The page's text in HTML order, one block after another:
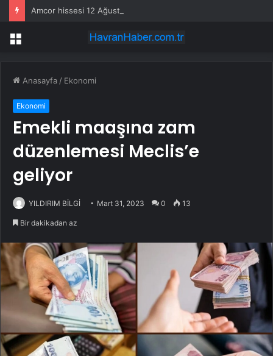
Menü
Anasayfa / Ekonomi
Ekonomi
Emekli maaşına zam
düzenlemesi Meclis’e
geliyor
YILDIRIM BİLGİ Mart 31, 2023 0 13
Bir dakikadan az